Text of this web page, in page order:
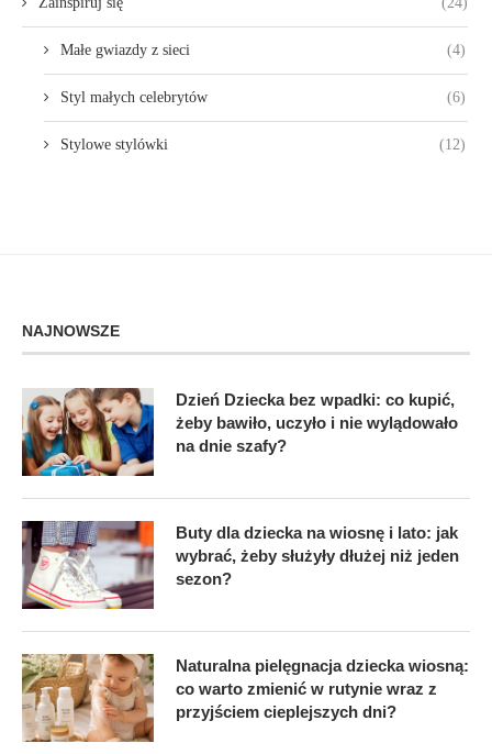
Małe gwiazdy z sieci (4)
Styl małych celebrytów (6)
Stylowe stylówki (12)
NAJNOWSZE
Dzień Dziecka bez wpadki: co kupić,
żeby bawiło, uczyło i nie wylądowało
na dnie szafy?
Buty dla dziecka na wiosnę i lato: jak
wybrać, żeby służyły dłużej niż jeden
sezon?
Naturalna pielęgnacja dziecka wiosną:
co warto zmienić w rutynie wraz z
przyjściem cieplejszych dni?